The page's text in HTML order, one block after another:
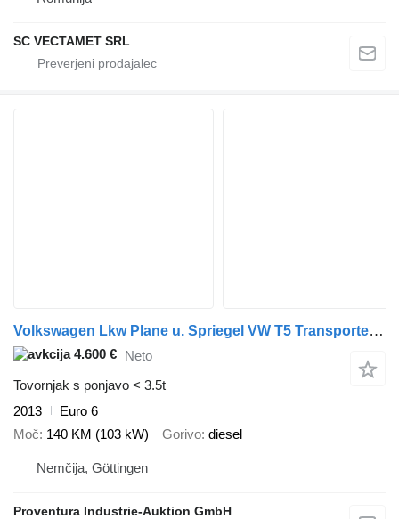
SC VECTAMET SRL
Volkswagen Lkw Plane u. Spriegel VW T5 Transporter 2.0 TDI, EZ 2013
4.600 € Neto
Tovornjak s ponjavo < 3.5t
2013
Euro 6
Moč 140 KM (103 kW) Gorivo diesel
Nemčija, Göttingen
Proventura Industrie-Auktion GmbH